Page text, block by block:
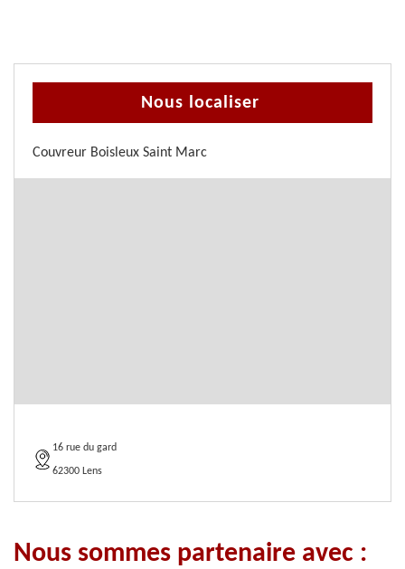
Nous localiser
Couvreur Boisleux Saint Marc
16 rue du gard
62300 Lens
Nous sommes partenaire avec :